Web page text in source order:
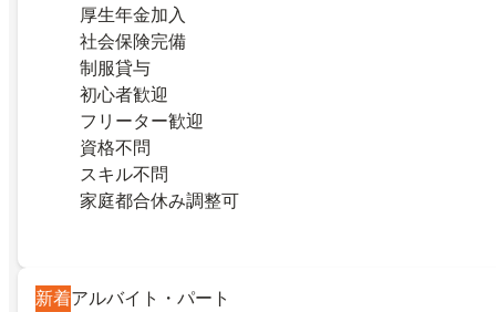
厚生年金加入
社会保険完備
制服貸与
初心者歓迎
フリーター歓迎
資格不問
スキル不問
家庭都合休み調整可
新着アルバイト・パート